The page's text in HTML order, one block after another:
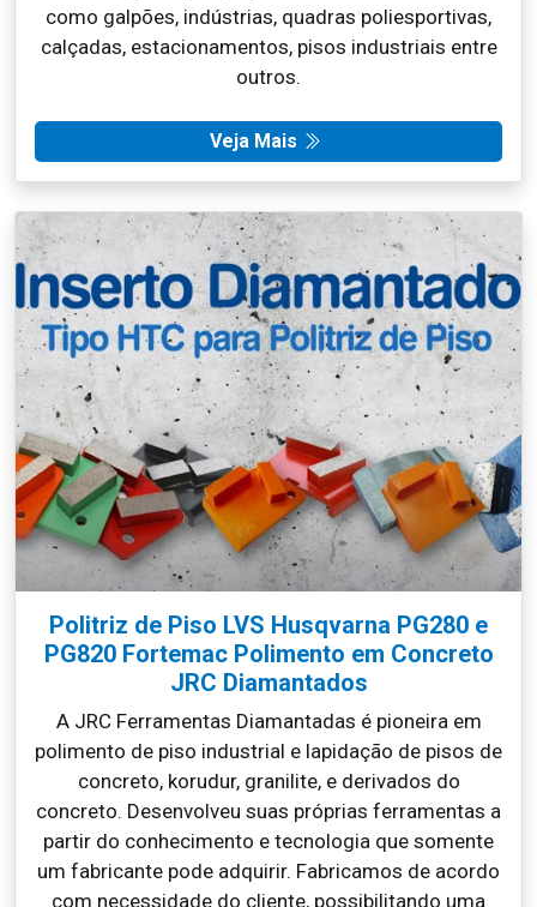
como galpões, indústrias, quadras poliesportivas,
calçadas, estacionamentos, pisos industriais entre
outros.
Veja Mais
Politriz de Piso LVS Husqvarna PG280 e
PG820 Fortemac Polimento em Concreto
JRC Diamantados
A JRC Ferramentas Diamantadas é pioneira em
polimento de piso industrial e lapidação de pisos de
concreto, korudur, granilite, e derivados do
concreto. Desenvolveu suas próprias ferramentas a
partir do conhecimento e tecnologia que somente
um fabricante pode adquirir. Fabricamos de acordo
com necessidade do cliente, possibilitando uma